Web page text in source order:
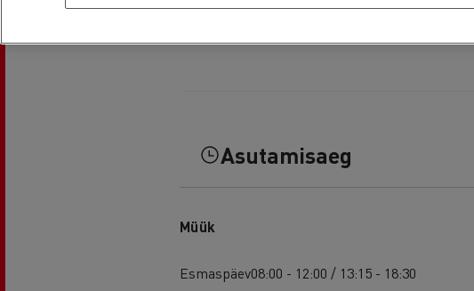
Asutamisaeg
Müük
Esmaspäev08:00 - 12:00 / 13:15 - 18:30